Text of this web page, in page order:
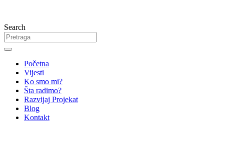
Search
Početna
Vijesti
Ko smo mi?
Šta radimo?
Razvijaj Projekat
Blog
Kontakt